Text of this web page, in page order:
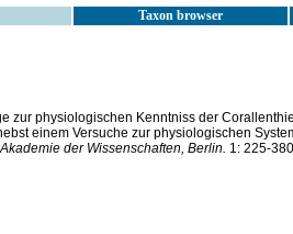
Taxon browser
zur physiologischen Kenntniss der
einem Versuche zur physiologischen
der Wissenschaften, Berlin. 1: 225-